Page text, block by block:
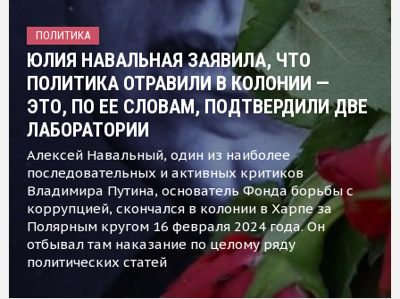
ПОЛИТИКА
ЮЛИЯ НАВАЛЬНАЯ ЗАЯВИЛА, ЧТО
ПОЛИТИКА ОТРАВИЛИ В КОЛОНИИ —
ЭТО, ПО ЕЕ СЛОВАМ, ПОДТВЕРДИЛИ ДВЕ
ЛАБОРАТОРИИ
Алексей Навальный, один из наиболее
последовательных и активных критиков
Владимира Путина, основатель Фонда борьбы с
коррупцией, скончался в колонии в Харпе за
Полярным кругом 16 февраля 2024 года. Он
отбывал там наказание по целому ряду
политических статей